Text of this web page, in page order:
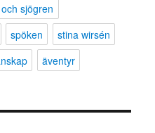
sjögren
spöken
stina wirsén
äventyr